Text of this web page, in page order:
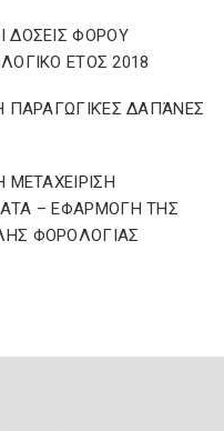
ΔΟΣΕΙΣ ΦΟΡΟΥ
ΕΤΟΣ 2018
ΠΑΡΑΓΩΓΙΚΈΣ ΔΑΠΆΝΕΣ
– ΕΦΑΡΜΟΓΗ ΤΗΣ
ΦΟΡΟΛΟΓΙΑΣ